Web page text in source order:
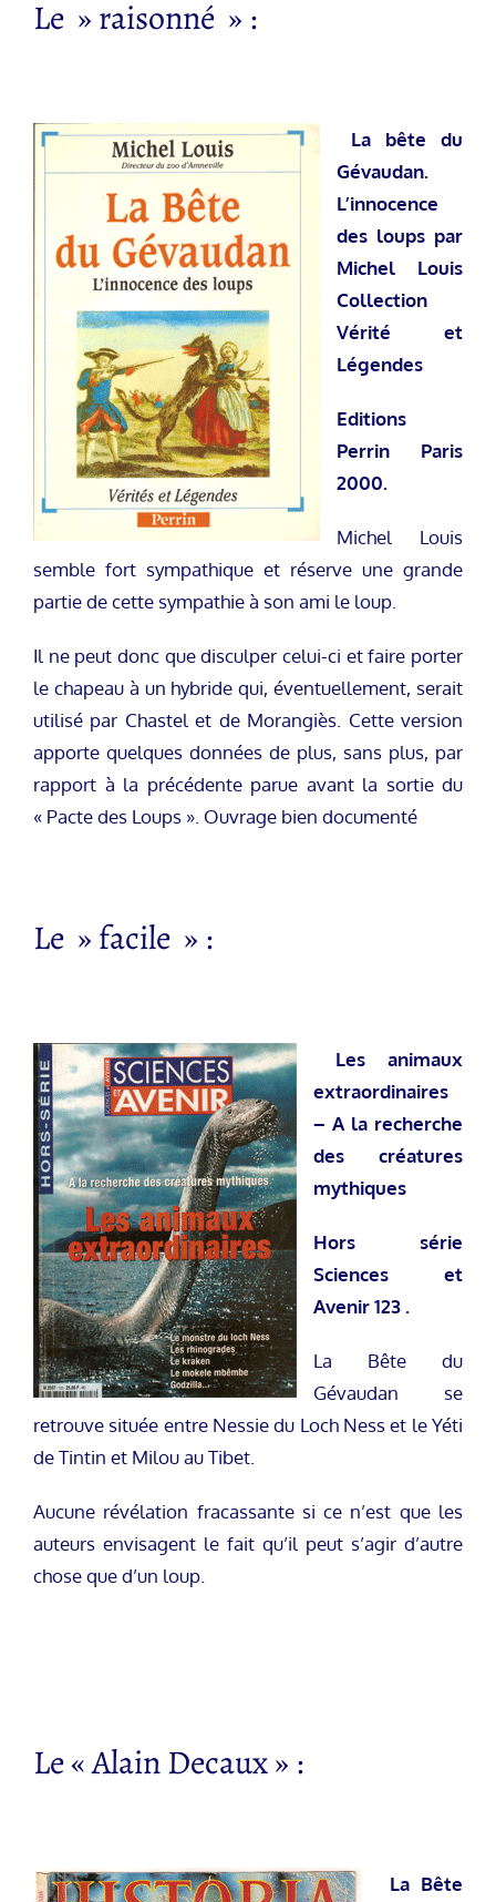
Le » raisonné » :
La bête du
Gévaudan.
L’innocence
des loups par
Michel Louis
Collection
Vérité et
Légendes
Editions
Perrin Paris
2000.
Michel Louis
semble fort sympathique et réserve une grande
partie de cette sympathie à son ami le loup.
Il ne peut donc que disculper celui-ci et faire porter
le chapeau à un hybride qui, éventuellement, serait
utilisé par Chastel et de Morangiès. Cette version
apporte quelques données de plus, sans plus, par
rapport à la précédente parue avant la sortie du
« Pacte des Loups ». Ouvrage bien documenté
Le » facile » :
Les animaux
extraordinaires
– A la recherche
des créatures
mythiques
Hors série
Sciences et
Avenir 123 .
La Bête du
Gévaudan se
retrouve située entre Nessie du Loch Ness et le Yéti
de Tintin et Milou au Tibet.
Aucune révélation fracassante si ce n’est que les
auteurs envisagent le fait qu’il peut s’agir d’autre
chose que d’un loup.
Le « Alain Decaux » :
La Bête